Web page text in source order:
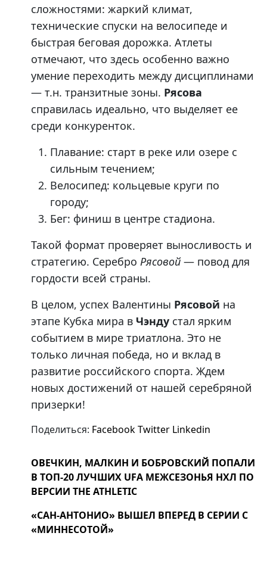
сложностями: жаркий климат,
технические спуски на велосипеде и
быстрая беговая дорожка. Атлеты
отмечают, что здесь особенно важно
умение переходить между дисциплинами
— т.н. транзитные зоны. Рясова
справилась идеально, что выделяет ее
среди конкуренток.
Плавание: старт в реке или озере с
сильным течением;
Велосипед: кольцевые круги по
городу;
Бег: финиш в центре стадиона.
Такой формат проверяет выносливость и
стратегию. Серебро Рясовой — повод для
гордости всей страны.
В целом, успех Валентины Рясовой на
этапе Кубка мира в Чэнду стал ярким
событием в мире триатлона. Это не
только личная победа, но и вклад в
развитие российского спорта. Ждем
новых достижений от нашей серебряной
призерки!
Поделиться: FacebookTwitter Linkedin
ОВЕЧКИН, МАЛКИН И БОБРОВСКИЙ ПОПАЛИ
В ТОП-20 ЛУЧШИХ UFA МЕЖСЕЗОНЬЯ НХЛ ПО
ВЕРСИИ THE ATHLETIC
«САН-АНТОНИО» ВЫШЕЛ ВПЕРЕД В СЕРИИ С
«МИННЕСОТОЙ»